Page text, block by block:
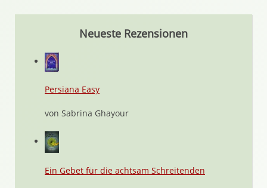
Neueste Rezensionen
Persiana Easy
von Sabrina Ghayour
Ein Gebet für die achtsam Schreitenden